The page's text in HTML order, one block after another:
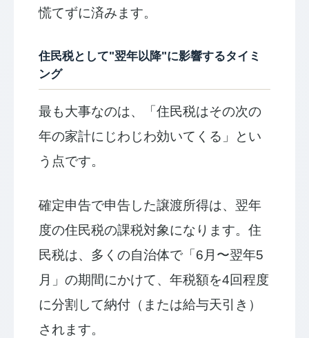
慌てずに済みます。
住民税として"翌年以降"に影響するタイミ
ング
最も大事なのは、「住民税はその次の
年の家計にじわじわ効いてくる」とい
う点です。
確定申告で申告した譲渡所得は、翌年
度の住民税の課税対象になります。住
民税は、多くの自治体で「6月〜翌年5
月」の期間にかけて、年税額を4回程度
に分割して納付（または給与天引き）
されます。